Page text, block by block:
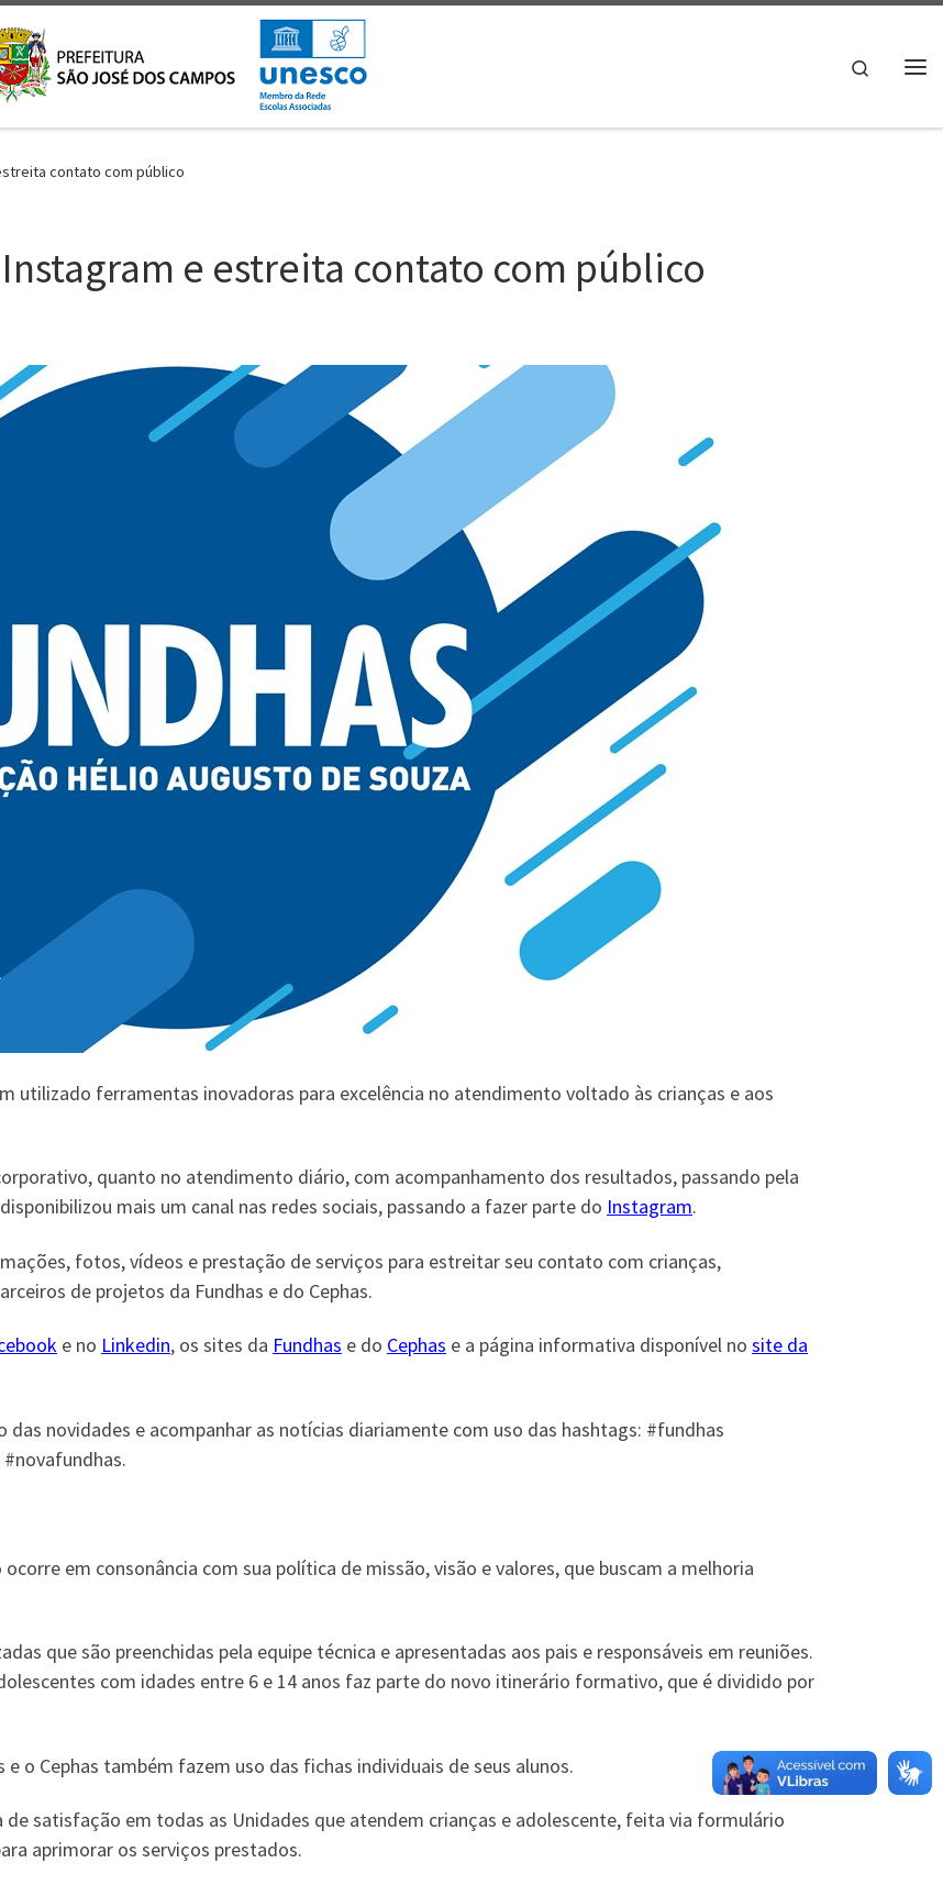
Search
contato com público
e estreita contato com público
utilizado ferramentas inovadoras para excelência no atendimento voltado às crianças e aos
quanto no atendimento diário, com acompanhamento dos resultados, passando pela
mais um canal nas redes sociais, passando a fazer parte do Instagram.
fotos, vídeos e prestação de serviços para estreitar seu contato com crianças,
de projetos da Fundhas e do Cephas.
e no Linkedin, os sites da Fundhas e do Cephas e a página informativa disponível no site da
novidades e acompanhar as notícias diariamente com uso das hashtags: #fundhas
em consonância com sua política de missão, visão e valores, que buscam a melhoria
que são preenchidas pela equipe técnica e apresentadas aos pais e responsáveis em reuniões.
com idades entre 6 e 14 anos faz parte do novo itinerário formativo, que é dividido por
o Cephas também fazem uso das fichas individuais de seus alunos.
de satisfação em todas as Unidades que atendem crianças e adolescente, feita via formulário
aprimorar os serviços prestados.